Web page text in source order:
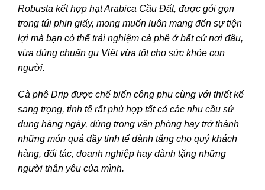
Robusta kết hợp hạt Arabica Cầu Đất, được gói gọn
trong túi phin giấy, mong muốn luôn mang đến sự tiện
lợi mà bạn có thể trải nghiệm cà phê ở bất cứ nơi đâu,
vừa đúng chuẩn gu Việt vừa tốt cho sức khỏe con
người.
Cà phê Drip được chế biến công phu cùng với thiết kế
sang trọng, tinh tế rất phù hợp tất cả các nhu cầu sử
dụng hàng ngày, dùng trong văn phòng hay trở thành
những món quá đầy tinh tế dành tặng cho quý khách
hàng, đối tác, doanh nghiệp hay dành tặng những
người thân yêu của mình.